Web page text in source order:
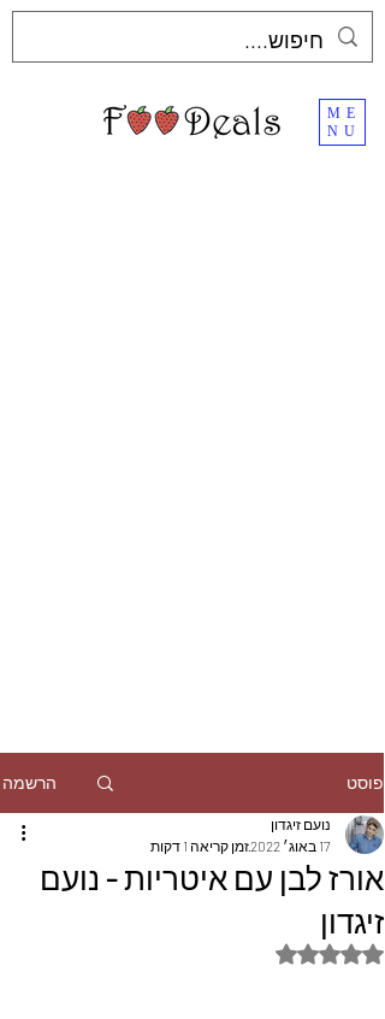
ME
NU
פוסט הרשמה
אורז לבן עם איטריות - נועם
זיגדון
נועם זיגדון
17 באוג׳ 2022
זמן קריאה 1 דקות
דירוג של NaN מתוך 5 כוכבים